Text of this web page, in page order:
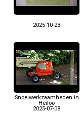
2025-10-23
Snoeiwerkzaamheden in
Heiloo
2025-07-08